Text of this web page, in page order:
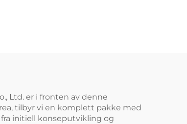
Ltd. er i fronten av denne
tilbyr vi en komplett pakke med
initiell konseputvikling og